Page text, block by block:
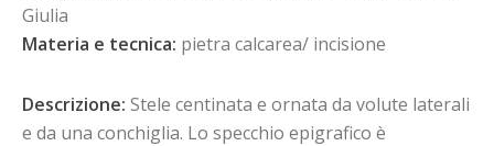
Giulia
Materia e tecnica: pietra calcarea/ incisione
Descrizione: Stele centinata e ornata da volute laterali
e da una conchiglia. Lo specchio epigrafico è